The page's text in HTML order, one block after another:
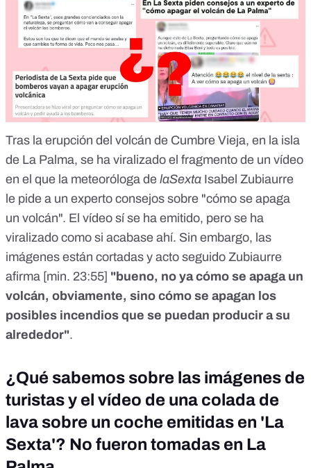
Tras la erupción del volcán de Cumbre Vieja, en la isla
de La Palma, se ha viralizado el fragmento de un vídeo
en el que la meteoróloga de laSexta Isabel Zubiaurre
le pide a un experto consejos sobre "cómo se apaga
un volcán". El vídeo sí se ha emitido, pero se ha
viralizado como si acabase ahí. Sin embargo, las
imágenes están cortadas y acto seguido Zubiaurre
afirma [min. 23:55] "bueno, no ya cómo se apaga un
volcán, obviamente, sino cómo se apagan los
posibles incendios que se puedan producir a su
alrededor".
¿Qué sabemos sobre las imágenes de
turistas y el vídeo de una colada de
lava sobre un coche emitidas en 'La
Sexta'? No fueron tomadas en La